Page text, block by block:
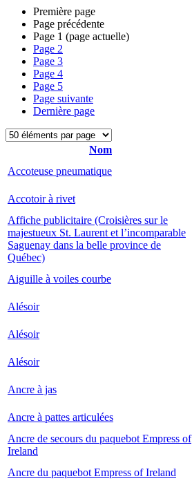
Première page
Page précédente
Page 1 (page actuelle)
Page 2
Page 3
Page 4
Page 5
Page suivante
Dernière page
Nom
Accoteuse pneumatique
Accotoir à rivet
Affiche publicitaire (Croisières sur le
majestueux St. Laurent et l’incomparable
Saguenay dans la belle province de
Québec)
Aiguille à voiles courbe
Alésoir
Alésoir
Alésoir
Ancre à jas
Ancre à pattes articulées
Ancre de secours du paquebot Empress of
Ireland
Ancre du paquebot Empress of Ireland